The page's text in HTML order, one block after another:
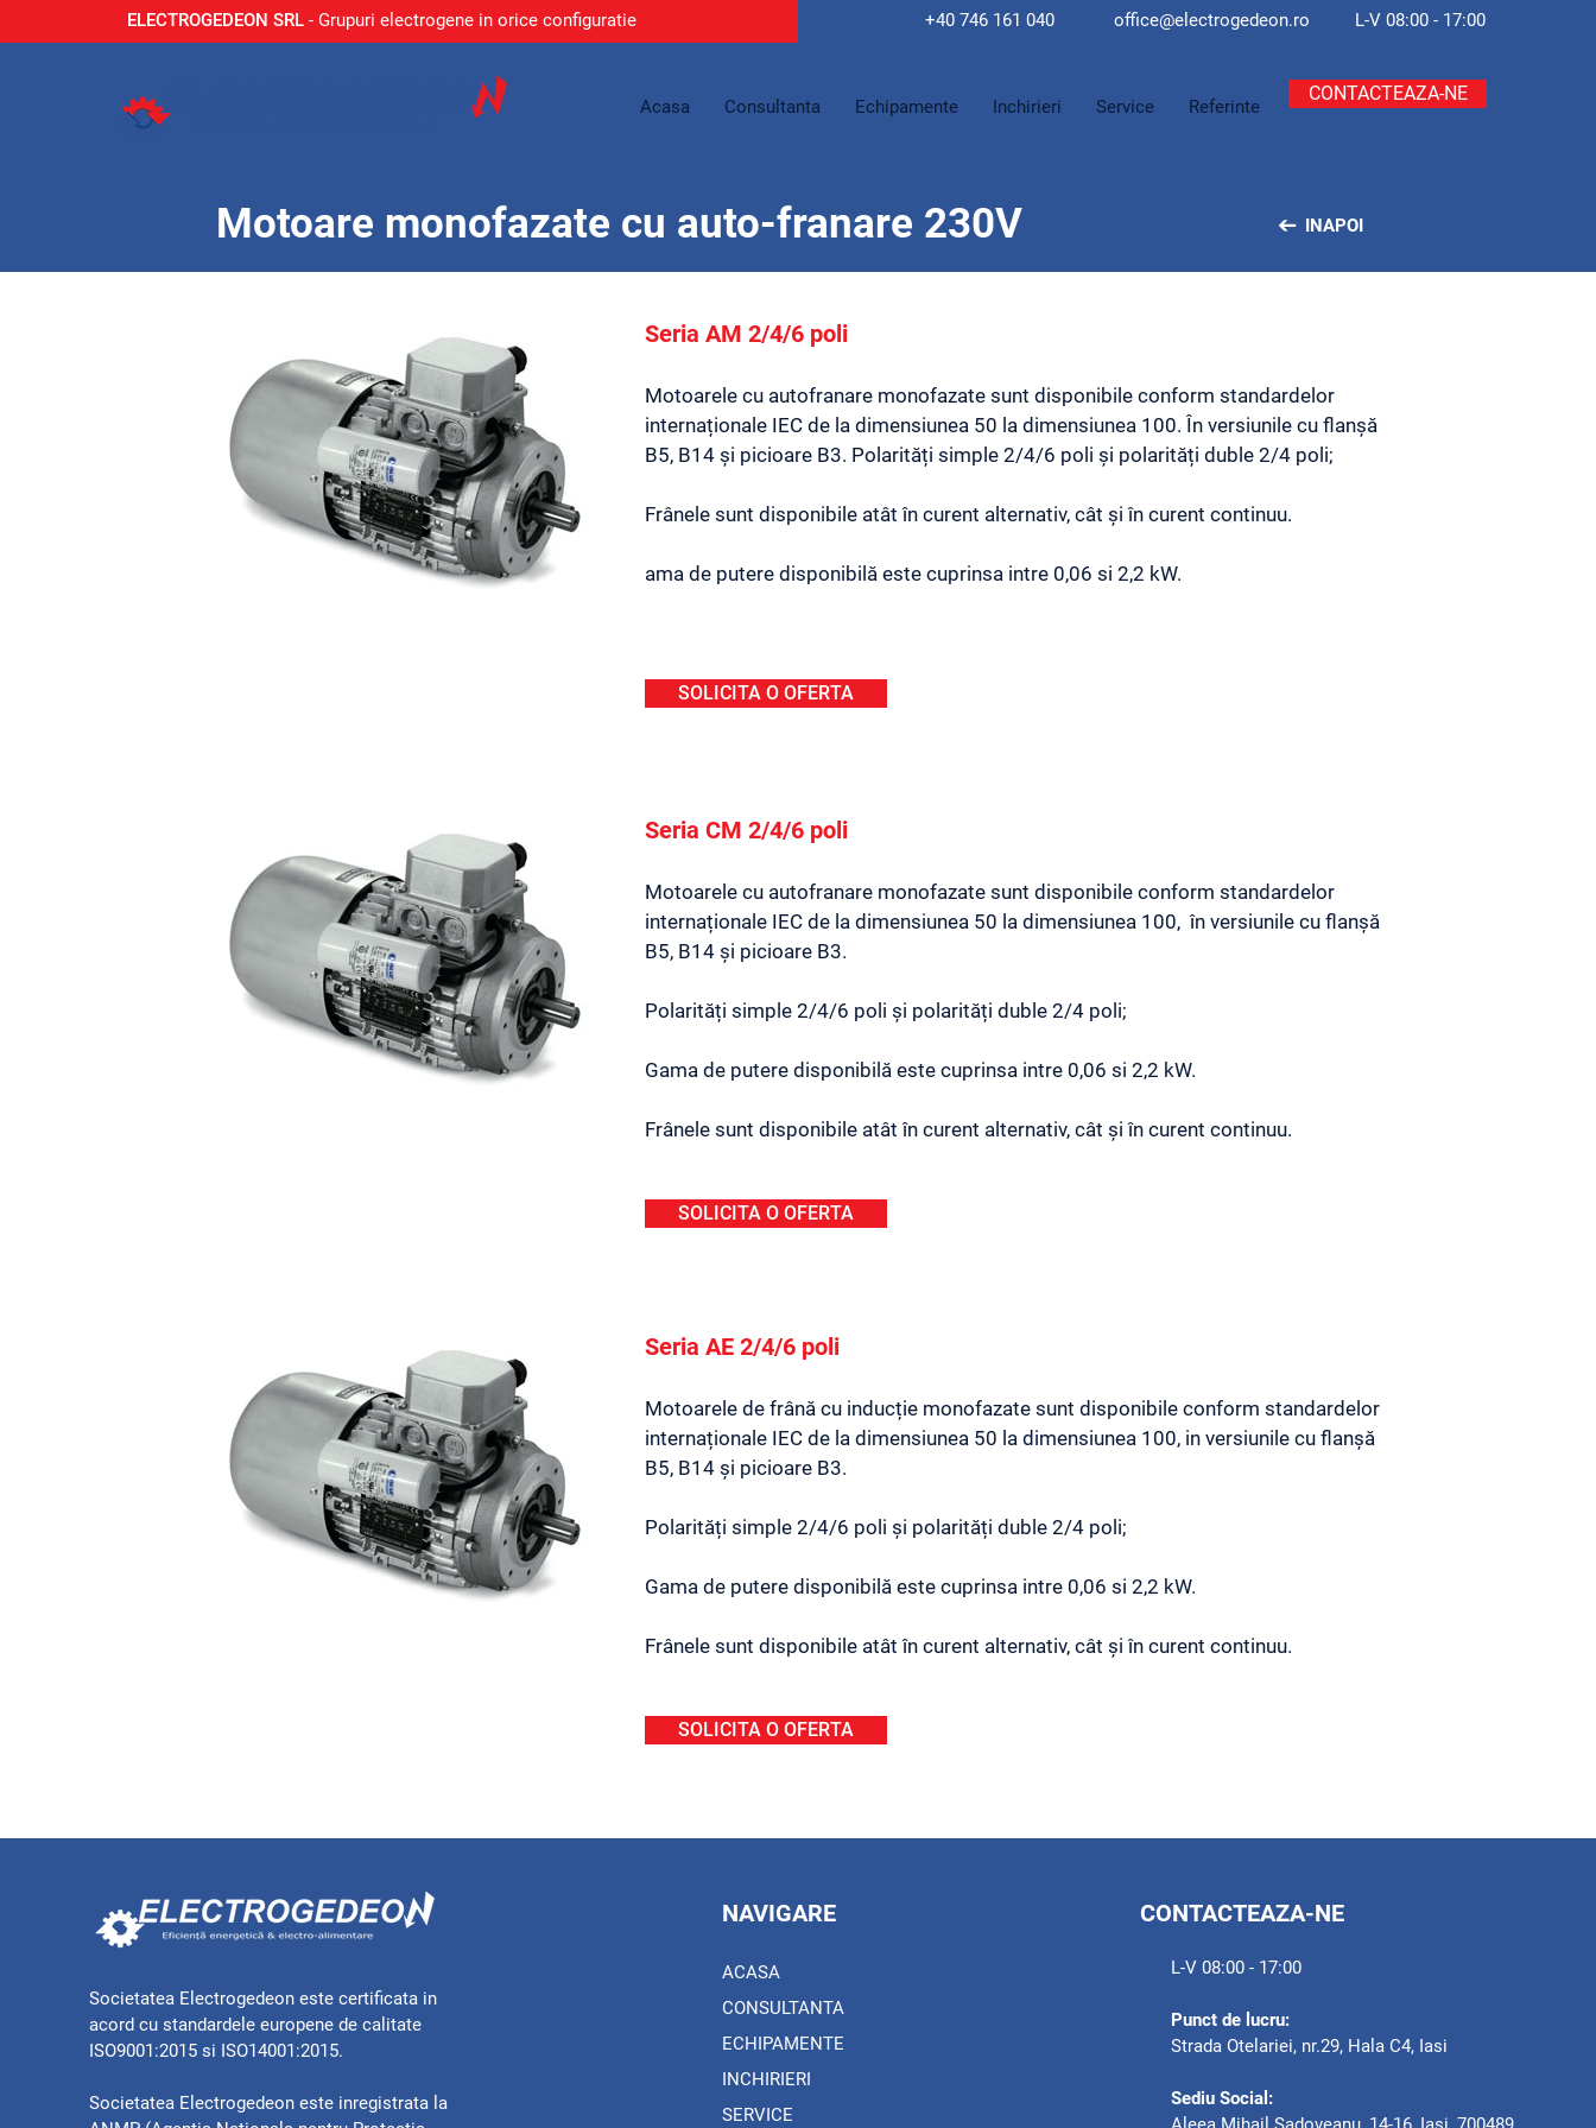
ELECTROGEDEON SRL - Grupuri electrogene in orice configuratie +40 746 161 040 office@electrogedeon.ro L-V 08:00 - 17:00
Acasa Consultanta Echipamente Inchirieri Service Referinte
CONTACTEAZA-NE
Motoare monofazate cu auto-franare 230V INAPOI
Seria AM 2/4/6 poli
Motoarele cu autofranare monofazate sunt disponibile conform standardelor
internaționale IEC de la dimensiunea 50 la dimensiunea 100. În versiunile cu flanșă
B5, B14 și picioare B3. Polarități simple 2/4/6 poli și polarități duble 2/4 poli;
Frânele sunt disponibile atât în ​​curent alternativ, cât și în curent continuu.
ama de putere disponibilă este cuprinsa intre 0,06 si 2,2 kW.
SOLICITA O OFERTA
Seria CM 2/4/6 poli
Motoarele cu autofranare monofazate sunt disponibile conform standardelor
internaționale IEC de la dimensiunea 50 la dimensiunea 100, în versiunile cu flanșă
B5, B14 și picioare B3.
Polarități simple 2/4/6 poli și polarități duble 2/4 poli;
Gama de putere disponibilă este cuprinsa intre 0,06 si 2,2 kW.
Frânele sunt disponibile atât în ​​curent alternativ, cât și în curent continuu.
SOLICITA O OFERTA
Seria AE 2/4/6 poli
Motoarele de frână cu inducție monofazate sunt disponibile conform standardelor
internaționale IEC de la dimensiunea 50 la dimensiunea 100, in versiunile cu flanșă
B5, B14 și picioare B3.
Polarități simple 2/4/6 poli și polarități duble 2/4 poli;
Gama de putere disponibilă este cuprinsa intre 0,06 si 2,2 kW.
Frânele sunt disponibile atât în ​​curent alternativ, cât și în curent continuu.
SOLICITA O OFERTA
Societatea Electrogedeon este certificata in
acord cu standardele europene de calitate
ISO9001:2015 si ISO14001:2015.
Societatea Electrogedeon este inregistrata la
NAVIGARE
ACASA
CONSULTANTA
ECHIPAMENTE
INCHIRIERI
SERVICE
CONTACTEAZA-NE
L-V 08:00 - 17:00
Punct de lucru:
Strada Otelariei, nr.29, Hala C4, Iasi
Sediu Social: